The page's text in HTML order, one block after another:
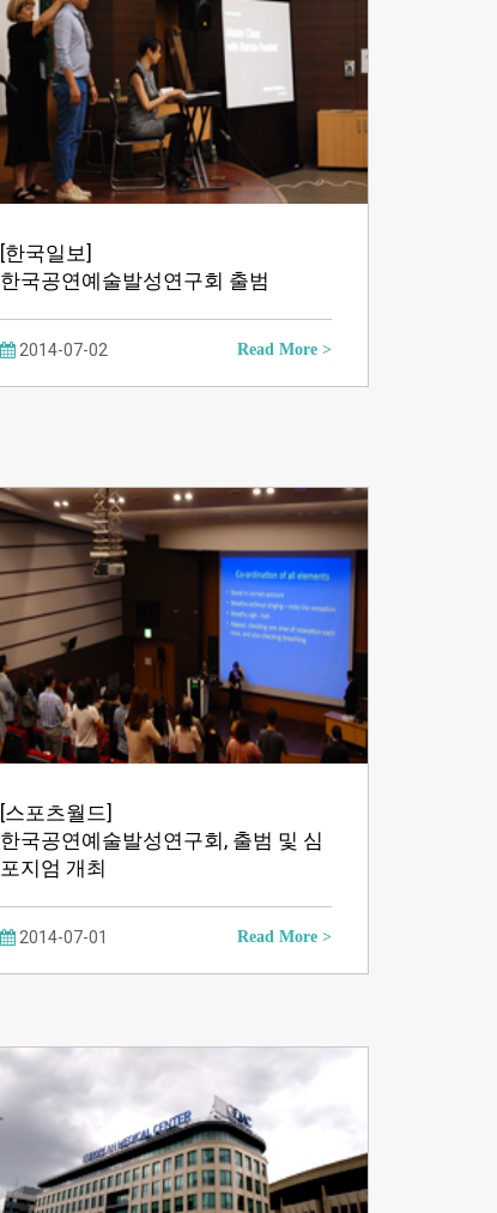
[한국일보]
한국공연예술발성연구회 출범
2014-07-02 Read More >
[스포츠월드]
한국공연예술발성연구회, 출범 및 심
포지엄 개최
2014-07-01 Read More >